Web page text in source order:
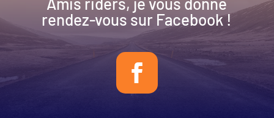
rendez-vous sur Facebook !